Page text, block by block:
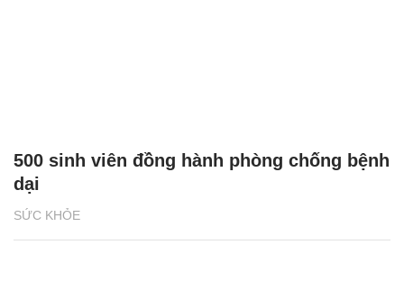
SỨC KHỎE
500 sinh viên đồng hành phòng chống bệnh
dại